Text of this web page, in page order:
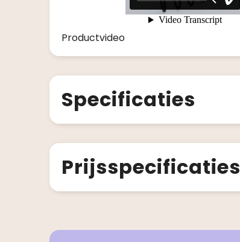
Productvideo
Specificaties
Prijsspecificaties